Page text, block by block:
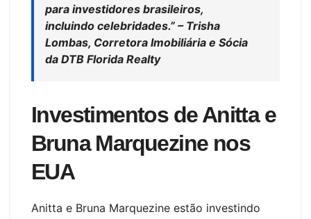
para investidores brasileiros,
incluindo celebridades.” – Trisha
Lombas, Corretora Imobiliária e Sócia
da DTB Florida Realty
Investimentos de Anitta e
Bruna Marquezine nos
EUA
Anitta e Bruna Marquezine estão investindo